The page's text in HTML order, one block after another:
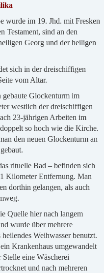
wurde im 19. Jhd. mit Fresken
Testament, sind an den
Georg und der heiligen
sich in der dreischiffigen
vom Altar.
gebaute Glockenturm im
westlich der dreischiffigen
23-jährigen Arbeiten im
so hoch wie die Kirche.
den neuen Glockenturm an
rituelle Bad – befinden sich
Kilometer Entfernung. Man
dorthin gelangen, als auch
Quelle hier nach langem
wurde über mehrere
Weihwasser benutzt.
Krankenhaus umgewandelt
eine Wäscherei
und nach mehreren